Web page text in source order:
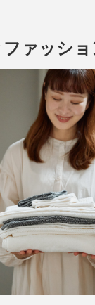
るわけではなく
濯を重ねても効
試験では、「生
」や、「黄色ブ
％除去（※1）、
体臭」の成分で
を96％除去する
生活感のないホ
地よさ。そこに
ルです。
ッと甘く織
ァッシ